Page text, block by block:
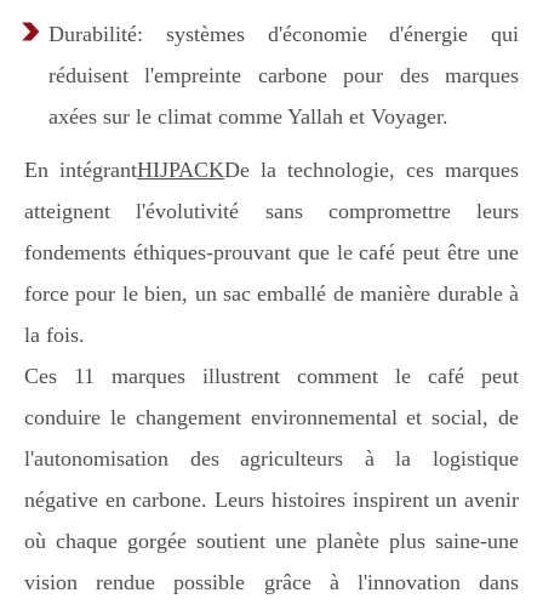
Durabilité: systèmes d'économie d'énergie qui
réduisent l'empreinte carbone pour des marques
axées sur le climat comme Yallah et Voyager.
En intégrantHIJPACKDe la technologie, ces marques
atteignent l'évolutivité sans compromettre leurs
fondements éthiques-prouvant que le café peut être une
force pour le bien, un sac emballé de manière durable à
la fois.
Ces 11 marques illustrent comment le café peut
conduire le changement environnemental et social, de
l'autonomisation des agriculteurs à la logistique
négative en carbone. Leurs histoires inspirent un avenir
où chaque gorgée soutient une planète plus saine-une
vision rendue possible grâce à l'innovation dans